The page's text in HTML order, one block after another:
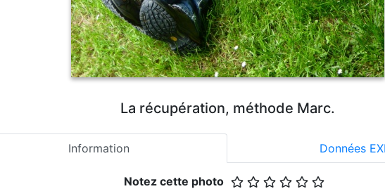
La récupération, méthode Marc.
Information Données
Notez cette photo